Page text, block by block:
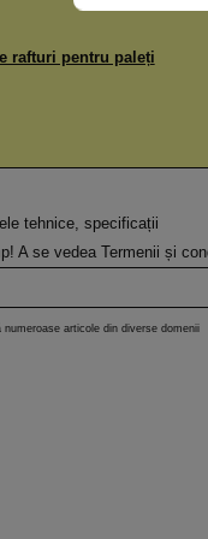
rafturi pentru paleți
tehnice, specificații
A se vedea Termenii și
articole din diverse domenii